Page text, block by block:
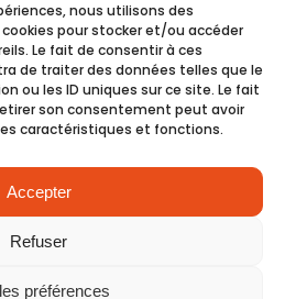
nous utilisons des
pour stocker et/ou accéder
Le fait de consentir à ces
de traiter des données telles que le
ou les ID uniques sur ce site. Le fait
son consentement peut avoir
caractéristiques et fonctions.
Accepter
Refuser
préférences
réservés –